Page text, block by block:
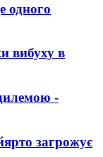
одного
вибуху в
-
загрожує